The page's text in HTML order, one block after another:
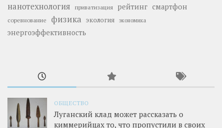
нанотехнология приватизация рейтинг смартфон
соревнование физика экология экономика
энергоэффективность
ОБЩЕСТВО
Луганский клад может рассказать о
киммерийцах то, что пропустили в своих